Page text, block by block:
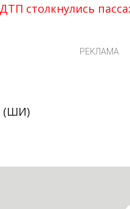
столкнулись
РЕКЛАМА
(ШИ)